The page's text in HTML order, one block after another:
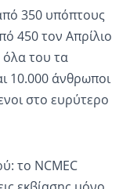
350 υπόπτους
450 τον Απρίλιο
όλα του τα
10.000 άνθρωποι
στο ευρύτερο
το NCMEC